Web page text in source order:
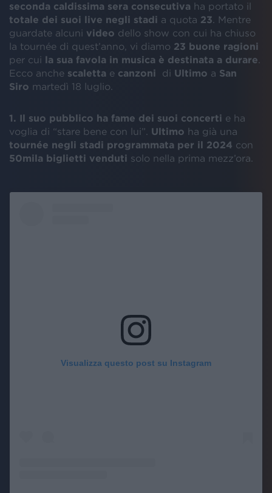
seconda caldissima sera consecutiva ha portato il
totale dei suoi live negli stadi
a quota 23 . Mentre
guardate alcuni video dello show con cui ha chiuso
la tournée di quest’anno, vi diamo 23 buone ragioni
per cui
la sua favola in musica è destinata a durare
Ecco anche scaletta e canzoni di Ultimo a San
Siro martedì 18 luglio.
1. Il suo pubblico ha fame dei suoi concerti
e ha
voglia di “stare bene con lui”. Ultimo ha già una
tournée negli stadi programmata per il 2024 con
50mila biglietti venduti
solo nella prima mezz’ora.
Visualizza questo post su Instagram